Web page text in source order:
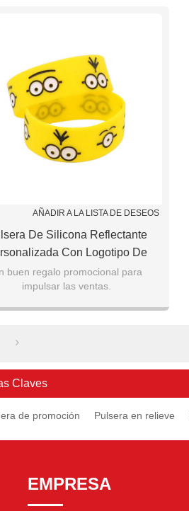
AÑADIR A LA LISTA DE DESEOS
De Silicona Reflectante
Con Logotipo De
Debossed
buen regalo promocional para
impulsar las ventas.
regalo para decorar tus manos.
Claves
de promoción Pulsera en relieve
EMPRESA